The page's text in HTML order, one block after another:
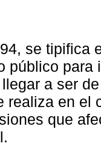
se tipifica
público
a ser
realiza en el
que